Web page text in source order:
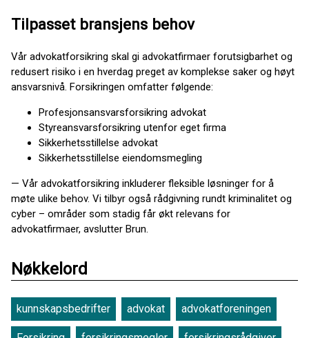
Tilpasset bransjens behov
Vår advokatforsikring skal gi advokatfirmaer forutsigbarhet og
redusert risiko i en hverdag preget av komplekse saker og høyt
ansvarsnivå. Forsikringen omfatter følgende:
Profesjonsansvarsforsikring advokat
Styreansvarsforsikring utenfor eget firma
Sikkerhetsstillelse advokat
Sikkerhetsstillelse eiendomsmegling
— Vår advokatforsikring inkluderer fleksible løsninger for å
møte ulike behov. Vi tilbyr også rådgivning rundt kriminalitet og
cyber – områder som stadig får økt relevans for
advokatfirmaer, avslutter Brun.
Nøkkelord
kunnskapsbedrifter advokat advokatforeningen